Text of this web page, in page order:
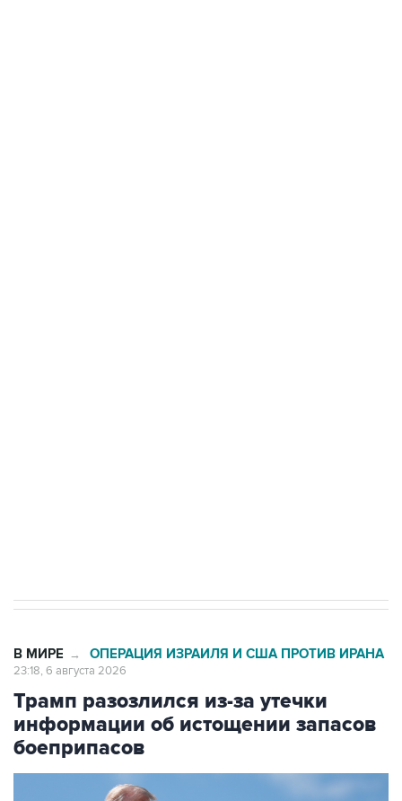
В МИРЕ → ОПЕРАЦИЯ ИЗРАИЛЯ И США ПРОТИВ ИРАНА
23:18, 6 августа 2026
Трамп разозлился из-за утечки
информации об истощении запасов
боеприпасов